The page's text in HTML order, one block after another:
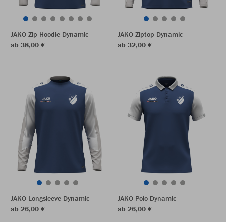
JAKO Zip Hoodie Dynamic
ab 38,00 €
JAKO Ziptop Dynamic
ab 32,00 €
JAKO Longsleeve Dynamic
ab 26,00 €
JAKO Polo Dynamic
ab 26,00 €